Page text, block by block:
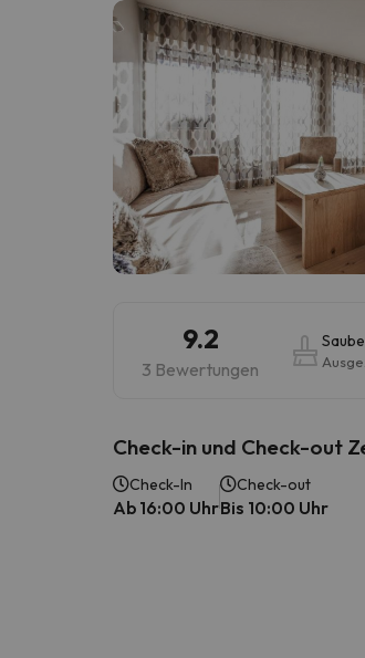
Es sieht so aus, als hätte
9.2
3 Bewertungen
Check-in und Check-out
Check-In
Ab 16:00 Uhr
Check-out
Bis 10:00 Uhr